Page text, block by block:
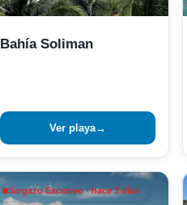
Bahía Soliman
Ver playa→
Sargazo Excesivo · hace 3 días